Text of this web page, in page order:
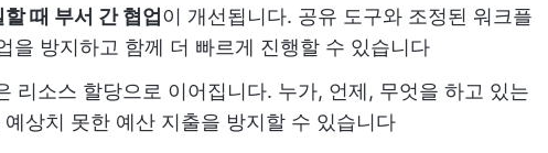
때 부서 간 협업 이 개선됩니다. 공유 도구와 조정된 워크플
을 방지하고 함께 더 빠르게 진행할 수 있습니다
리소스 할당으로 이어집니다. 누가, 언제, 무엇을 하고 있는
상치 못한 예산 지출을 방지할 수 있습니다